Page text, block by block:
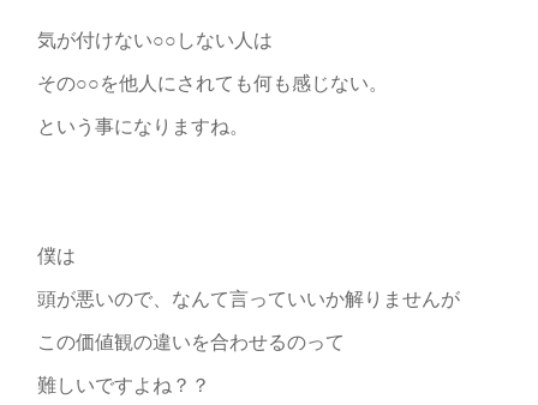
気が付けない○○しない人は
その○○を他人にされても何も感じない。
という事になりますね。
僕は
頭が悪いので、なんて言っていいか解りませんが
この価値観の違いを合わせるのって
難しいですよね？？